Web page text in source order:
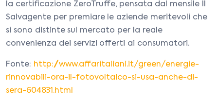
la certificazione ZeroTruffe, pensata dal mensile Il
Salvagente per premiare le aziende meritevoli che
si sono distinte sul mercato per la reale
convenienza dei servizi offerti ai consumatori.
Fonte: http://www.affaritaliani.it/green/energie-
rinnovabili-ora-il-fotovoltaico-si-usa-anche-di-
sera-604831.html